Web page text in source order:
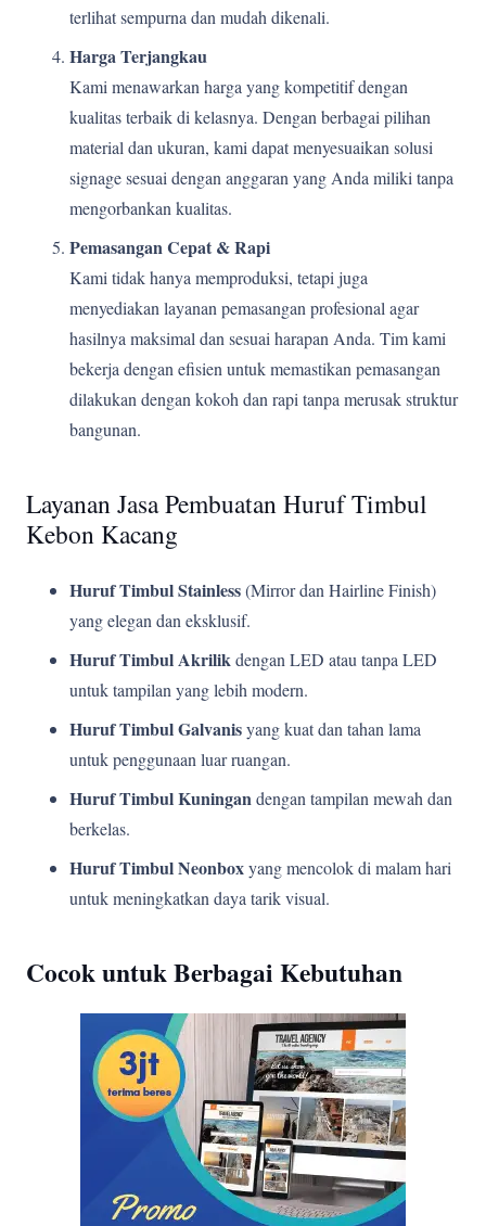
terlihat sempurna dan mudah dikenali.
Harga Terjangkau
Kami menawarkan harga yang kompetitif dengan
kualitas terbaik di kelasnya. Dengan berbagai pilihan
material dan ukuran, kami dapat menyesuaikan solusi
signage sesuai dengan anggaran yang Anda miliki tanpa
mengorbankan kualitas.
Pemasangan Cepat & Rapi
Kami tidak hanya memproduksi, tetapi juga
menyediakan layanan pemasangan profesional agar
hasilnya maksimal dan sesuai harapan Anda. Tim kami
bekerja dengan efisien untuk memastikan pemasangan
dilakukan dengan kokoh dan rapi tanpa merusak struktur
bangunan.
Layanan Jasa Pembuatan Huruf Timbul
Kebon Kacang
Huruf Timbul Stainless(Mirror dan Hairline Finish)
yang elegan dan eksklusif.
Huruf Timbul Akrilikdengan LED atau tanpa LED
untuk tampilan yang lebih modern.
Huruf Timbul Galvanisyang kuat dan tahan lama
untuk penggunaan luar ruangan.
Huruf Timbul Kuningandengan tampilan mewah dan
berkelas.
Huruf Timbul Neonboxyang mencolok di malam hari
untuk meningkatkan daya tarik visual.
Cocok untuk Berbagai Kebutuhan